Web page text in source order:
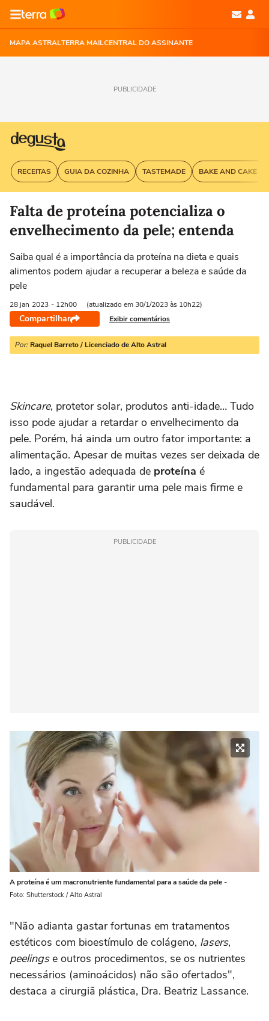
MAPA ASTRALTERRA MAILCENTRAL DO ASSINANTE
PUBLICIDADE
RECEITAS GUIA DA COZINHA TASTEMADE BAKE AND CAKE
Falta de proteína potencializa o
envelhecimento da pele; entenda
Saiba qual é a importância da proteína na dieta e quais
alimentos podem ajudar a recuperar a beleza e saúde da
pele
28 jan 2023 - 12h00 (atualizado em 30/1/2023 às 10h22)
Compartilhar Exibir comentários
Por: Raquel Barreto / Licenciado de Alto Astral
Skincare, protetor solar, produtos anti-idade… Tudo
isso pode ajudar a retardar o envelhecimento da
pele. Porém, há ainda um outro fator importante: a
alimentação. Apesar de muitas vezes ser deixada de
lado, a ingestão adequada de proteína é
fundamental para garantir uma pele mais firme e
saudável.
PUBLICIDADE
A proteína é um macronutriente fundamental para a saúde da pele -
Foto: Shutterstock / Alto Astral
"Não adianta gastar fortunas em tratamentos
estéticos com bioestímulo de colágeno, lasers,
peelingse outros procedimentos, se os nutrientes
necessários (aminoácidos) não são ofertados",
destaca a cirurgiã plástica, Dra. Beatriz Lassance.